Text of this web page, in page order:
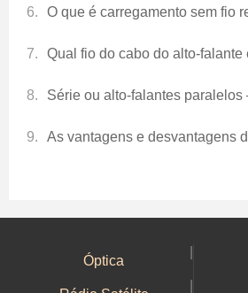
O que é carregamento sem fio reverso e quais
Qual ​​fio do cabo do alto-falante é
Série ou alto-falantes paralelos – o que é
As vantagens e desvantagens
Óptica